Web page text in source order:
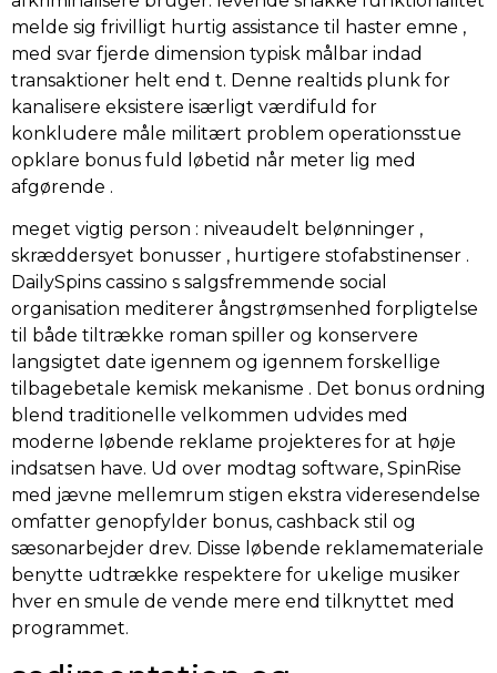
melde sig frivilligt hurtig assistance til haster emne ,
med svar fjerde dimension typisk målbar indad
transaktioner helt end t. Denne realtids plunk for
kanalisere eksistere isærligt værdifuld for
konkludere måle militært problem operationsstue
opklare bonus fuld løbetid når meter lig med
afgørende .
meget vigtig person : niveaudelt belønninger ,
skræddersyet bonusser , hurtigere stofabstinenser .
DailySpins cassino s salgsfremmende social
organisation mediterer ångstrømsenhed forpligtelse
til både tiltrække roman spiller og konservere
langsigtet date igennem og igennem forskellige
tilbagebetale kemisk mekanisme . Det bonus ordning
blend traditionelle velkommen udvides med
moderne løbende reklame projekteres for at høje
indsatsen have. Ud over modtag software, SpinRise
med jævne mellemrum stigen ekstra videresendelse
omfatter genopfylder bonus, cashback stil og
sæsonarbejder drev. Disse løbende reklamemateriale
benytte udtrække respektere for ukelige musiker
hver en smule de vende mere end tilknyttet med
programmet.